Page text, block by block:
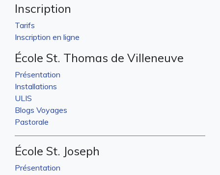
Inscription
Tarifs
Inscription en ligne
École St. Thomas de Villeneuve
Présentation
Installations
ULIS
Blogs Voyages
Pastorale
École St. Joseph
Présentation